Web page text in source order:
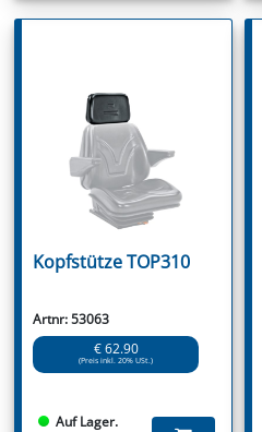
Kopfstütze TOP310
Artnr: 53063
€ 62.90
(Preis inkl. 20% USt.)
Auf Lager.